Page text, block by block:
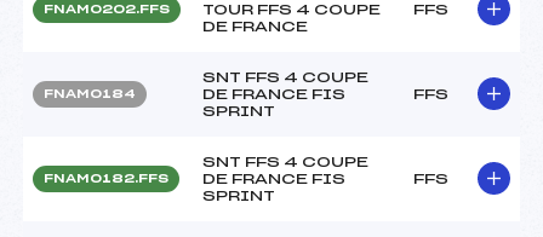
FNAM0202.FFS
TOUR FFS 4 COUPE
DE FRANCE
FFS
FNAM0184
SNT FFS 4 COUPE
DE FRANCE FIS
SPRINT
FFS
FNAM0182.FFS
SNT FFS 4 COUPE
DE FRANCE FIS
SPRINT
FFS